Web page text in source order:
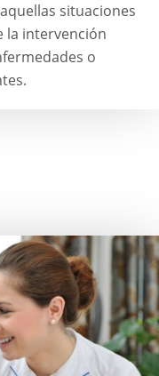
situaciones
la intervención
o